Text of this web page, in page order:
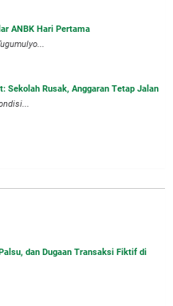
ANBK Hari Pertama
Sekolah Rusak, Anggaran Tetap Jalan
dan Dugaan Transaksi Fiktif di